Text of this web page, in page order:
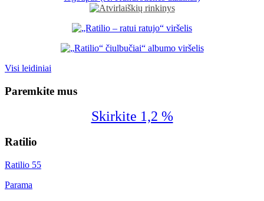
Visi leidiniai
Paremkite mus
Skirkite 1,2 %
Ratilio
Ratilio 55
Parama